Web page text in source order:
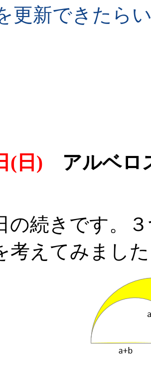
更新できたら
(日) アルベロ
続きです。
考えてみまし